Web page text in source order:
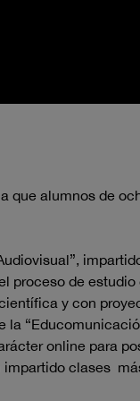
alumnos de
de
y con
la
online para
clases